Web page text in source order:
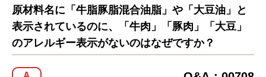
原材料名に「牛脂豚脂混合油脂」や「大豆油」と
表示されているのに、「牛肉」「豚肉」「大豆」
のアレルギー表示がないのはなぜですか？